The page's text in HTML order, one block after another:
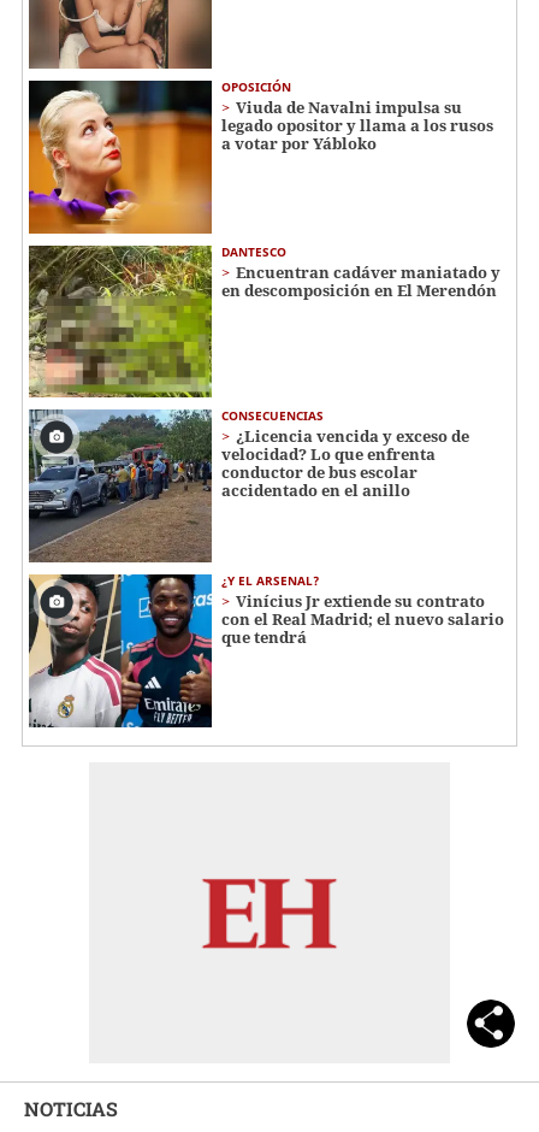
OPOSICIÓN
Viuda de Navalni impulsa su
legado opositor y llama a los rusos
a votar por Yábloko
DANTESCO
Encuentran cadáver maniatado y
en descomposición en El Merendón
CONSECUENCIAS
¿Licencia vencida y exceso de
velocidad? Lo que enfrenta
conductor de bus escolar
accidentado en el anillo
¿Y EL ARSENAL?
Vinícius Jr extiende su contrato
con el Real Madrid; el nuevo salario
que tendrá
NOTICIAS